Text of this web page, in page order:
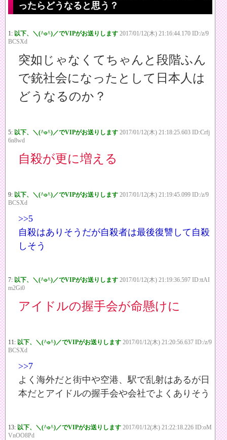
ったらどうなると思う？
1: 以下、＼(^o^)／でVIPがお送りします 2017/01/12(木) 21:16:44.170 ID:/z/9
BCSXd
突如じゃなくてちゃんと段階ふん
で銃社会になったとして日本人は
どうなるのか？
5: 以下、＼(^o^)／でVIPがお送りします 2017/01/12(木) 21:18:25.603 ID:Crfj
6n8wd
自殺が更に増える
9: 以下、＼(^o^)／でVIPがお送りします 2017/01/12(木) 21:19:45.099 ID:/z/9
BCSXd
>>5
自殺はありそうだが自殺者は最後復讐して自殺
しそう
7: 以下、＼(^o^)／でVIPがお送りします 2017/01/12(木) 21:19:36.597 ID:ttAI
m2Gi0
アイドルの握手会が命懸けに
11: 以下、＼(^o^)／でVIPがお送りします 2017/01/12(木) 21:20:56.637 ID:/z/9
BCSXd
>>7
よく海外だと街中や空港、駅で乱射はあるが日
本だとアイドルの握手会や会社でよくありそう
13: 以下、＼(^o^)／でVIPがお送りします 2017/01/12(木) 21:22:18.226 ID:oM
VnOO8Pd